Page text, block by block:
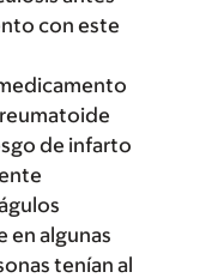
con este
de infarto
en algunas
tenían al